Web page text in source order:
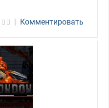
| Комментировать